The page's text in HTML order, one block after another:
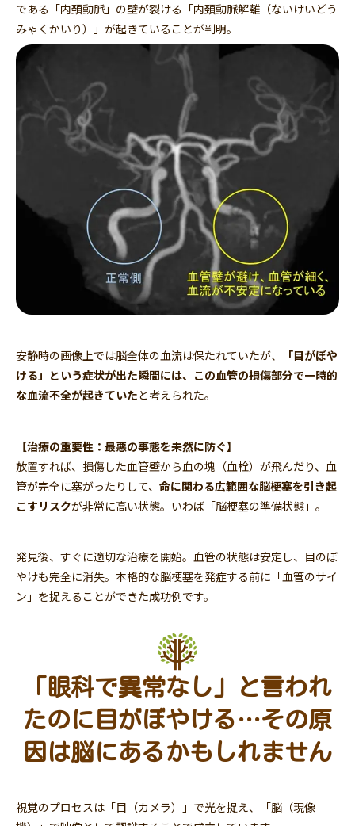
である「内頚動脈」の壁が裂ける「内頚動脈解離（ないけいどう
みゃくかいり）」が起きていることが判明。
安静時の画像上では脳全体の血流は保たれていたが、
「目がぼや
ける」という症状が出た瞬間には、この血管の損傷部分で一時的
な血流不全が起きていたと考えられた。
【治療の重要性：最悪の事態を未然に防ぐ】
放置すれば、損傷した血管壁から血の塊（血栓）が飛んだり、血
管が完全に塞がったりして、 命に関わる広範囲な脳梗塞を引き起
こすリスクが非常に高い状態。いわば「脳梗塞の準備状態」。
発見後、すぐに適切な治療を開始。血管の状態は安定し、目のぼ
やけも完全に消失。本格的な脳梗塞を発症する前に「血管のサイ
ン」を捉えることができた成功例です。
「眼科で異常なし」と言われ
たのに目がぼやける…その原
因は脳にあるかもしれません
視覚のプロセスは「目（カメラ）」で光を捉え、「脳（現像